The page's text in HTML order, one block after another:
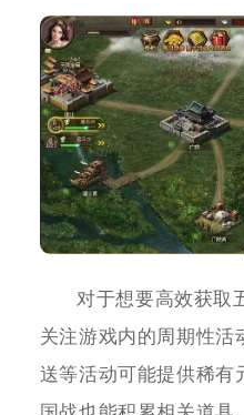
对于想要高效获取
关注游戏内的周期性活
送等活动可能提供稀有